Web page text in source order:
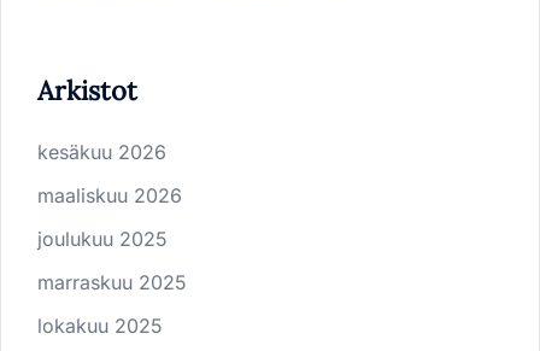
Arkistot
kesäkuu 2026
maaliskuu 2026
joulukuu 2025
marraskuu 2025
lokakuu 2025